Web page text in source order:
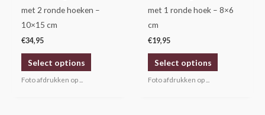
met 2 ronde hoeken –
10×15 cm
€34,95
Select options
Foto afdrukken op ...
met 1 ronde hoek – 8×6
cm
€19,95
Select options
Foto afdrukken op ...